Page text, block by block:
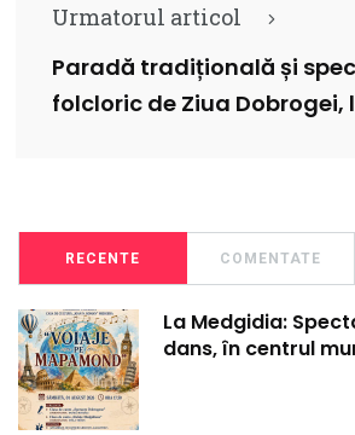
Urmatorul articol
Paradă tradițională și
folcloric de Ziua Dobrogei,
RECENTE COMENTATE
La Medgidia:
dans, în centrul